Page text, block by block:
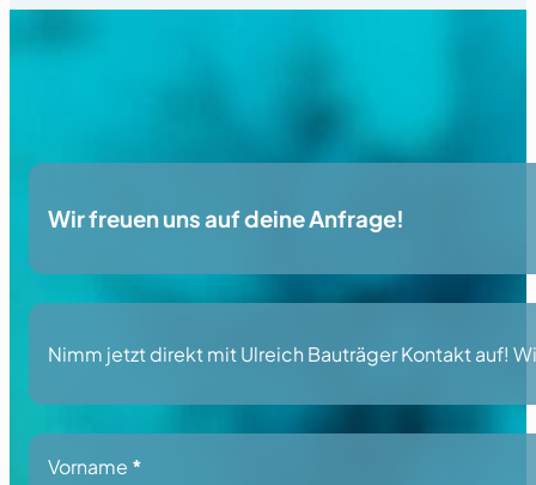
Wir freuen uns auf deine Anfrage!
Nimm jetzt direkt mit Ulreich Bauträger Kontakt auf!
Section
Vorname *